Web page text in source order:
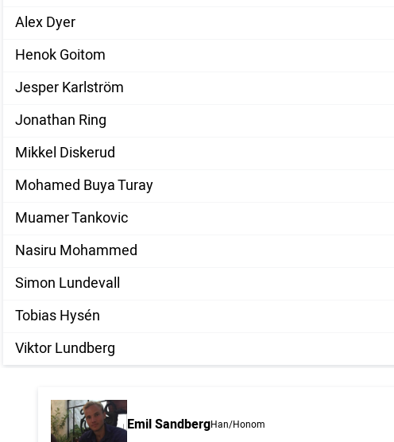
Alex Dyer
Henok Goitom
Jesper Karlström
Jonathan Ring
Mikkel Diskerud
Mohamed Buya Turay
Muamer Tankovic
Nasiru Mohammed
Simon Lundevall
Tobias Hysén
Viktor Lundberg
Emil SandbergHan/Honom